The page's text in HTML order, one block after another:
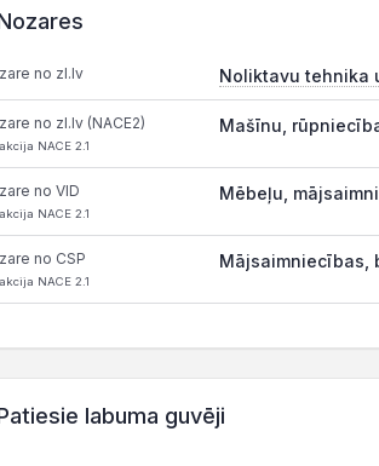
no zl.lv Noliktavu tehnika
no zl.lv (NACE2)
NACE 2.1
Mašīnu,
no VID
NACE 2.1
Mēbeļu,
no CSP
NACE 2.1
Mājsaimniecības,
labuma guvēji